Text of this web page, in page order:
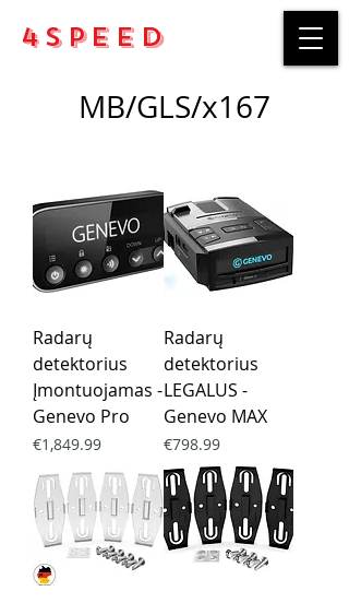
4Speed
MB/GLS/x167
Radarų
detektorius
Įmontuojamas -
Genevo Pro
Price
€1,849.99
Radarų
detektorius
LEGALUS -
Genevo MAX
Price
€798.99